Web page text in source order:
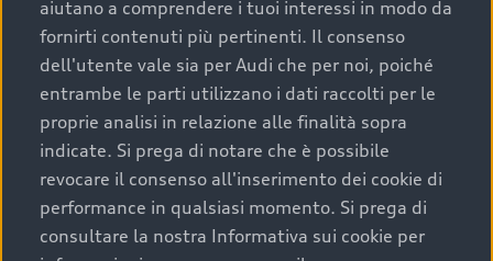
aiutano a comprendere i tuoi interessi in modo da
fornirti contenuti più pertinenti. Il consenso
dell'utente vale sia per Audi che per noi, poiché
entrambe le parti utilizzano i dati raccolti per le
proprie analisi in relazione alle finalità sopra
indicate. Si prega di notare che è possibile
revocare il consenso all'inserimento dei cookie di
performance in qualsiasi momento. Si prega di
consultare la nostra Informativa sui cookie per